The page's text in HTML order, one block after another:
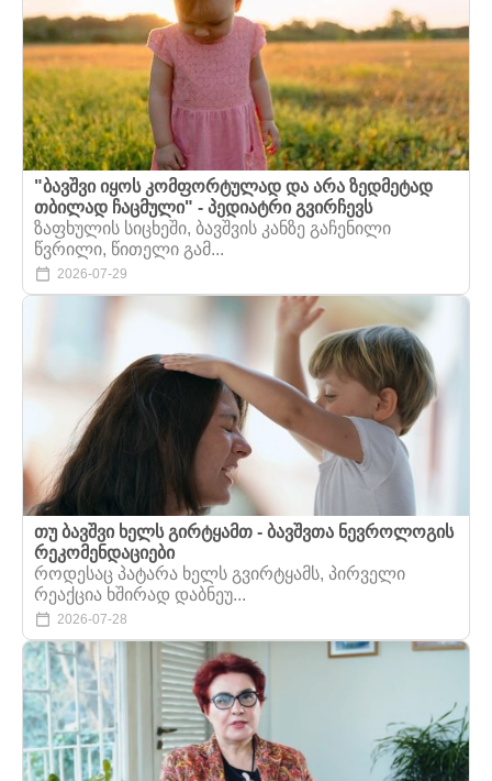
"ბავშვი იყოს კომფორტულად და არა ზედმეტად
თბილად ჩაცმული" - პედიატრი გვირჩევს
ზაფხულის სიცხეში, ბავშვის კანზე გაჩენილი
წვრილი, წითელი გამ...
2026-07-29
თუ ბავშვი ხელს გირტყამთ - ბავშვთა ნევროლოგის
რეკომენდაციები
როდესაც პატარა ხელს გვირტყამს, პირველი
რეაქცია ხშირად დაბნეუ...
2026-07-28